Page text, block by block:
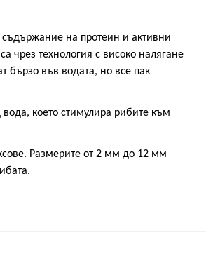
съдържание на протеин и активни
са чрез технология с високо налягане
бързо във водата, но все пак
което стимулира рибите към
Размерите от 2 мм до 12 мм